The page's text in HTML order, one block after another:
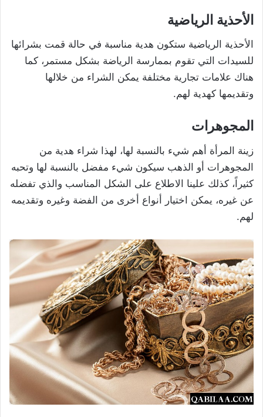
الأحذية الرياضية
الأحذية الرياضية ستكون هدية مناسبة في حالة قمت بشرائها
للسيدات التي تقوم بممارسة الرياضة بشكل مستمر، كما
هناك علامات تجارية مختلفة يمكن الشراء من خلالها
وتقديمها كهدية لهم.
المجوهرات
زينة المرأة أهم شيء بالنسبة لها، لهذا شراء هدية من
المجوهرات أو الذهب سيكون شيء مفضل بالنسبة لها وتحبه
كثيراً، كذلك علينا الاطلاع على الشكل المناسب والذي تفضله
عن غيره، يمكن اختيار أنواع أخرى من الفضة وغيره وتقديمه
لهم.